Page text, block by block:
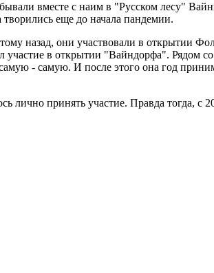
вместе с наим в "Русском лесу"
еще до начала пандемии.
назад, они участвовали в открытии
участие в открытии "Вайндорфа". Рядом
- самую. И после этого она год
принять участие. Правда тогда, с